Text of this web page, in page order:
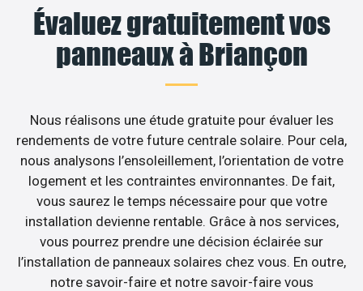
Évaluez gratuitement vos
panneaux à Briançon
Nous réalisons une étude gratuite pour évaluer les
rendements de votre future centrale solaire. Pour cela,
nous analysons l’ensoleillement, l’orientation de votre
logement et les contraintes environnantes. De fait,
vous saurez le temps nécessaire pour que votre
installation devienne rentable. Grâce à nos services,
vous pourrez prendre une décision éclairée sur
l’installation de panneaux solaires chez vous. En outre,
notre savoir-faire et notre savoir-faire vous